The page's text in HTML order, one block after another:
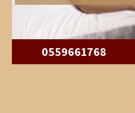
0559661768